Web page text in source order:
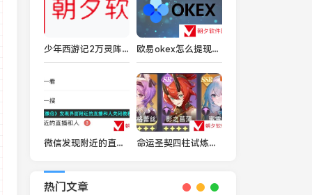
少年西游记2万灵阵容搭配 孙悟空阵容推荐 欧易okex怎么提现支付宝-欧易okex提现支付宝教程
微信发现附近的直播和人怎么关闭-发现界面附近的直播和人关闭教程 命运圣契四柱试炼怎么通关 命运圣契四柱试炼通关攻略
热门文章